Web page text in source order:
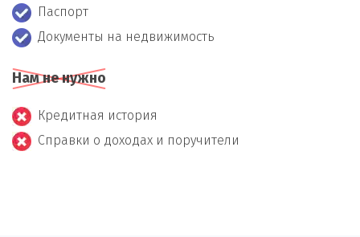
Паспорт
Документы на недвижимость
Нам не нужно
Кредитная история
Справки о доходах и поручители